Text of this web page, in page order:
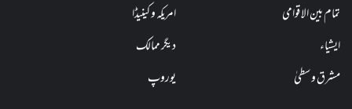
تمام بین الاقوامی
امریکہ و کینیڈا
ایشیاء
دیگر ممالک
مشرق وسطیٰ
یوروپ